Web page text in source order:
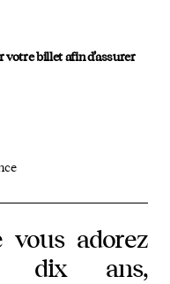
vous adorez
dix ans,
votre billet afin d’assurer